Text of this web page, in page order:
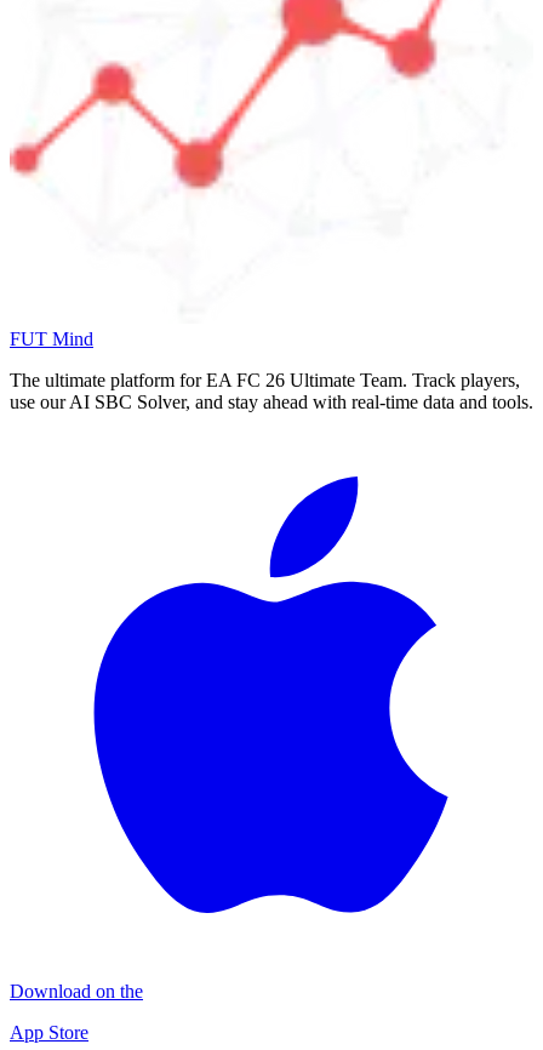
FUT Mind
The ultimate platform for EA FC 26 Ultimate Team. Track players,
use our AI SBC Solver, and stay ahead with real-time data and tools.
Download on the
App Store